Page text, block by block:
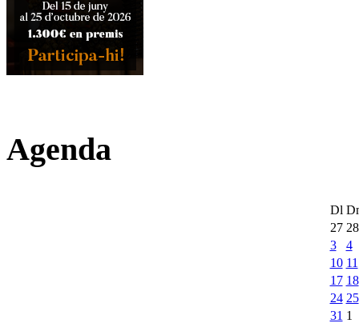
Agenda
Dl
27 28
3
4
10 11
17 18
24 25
31 1